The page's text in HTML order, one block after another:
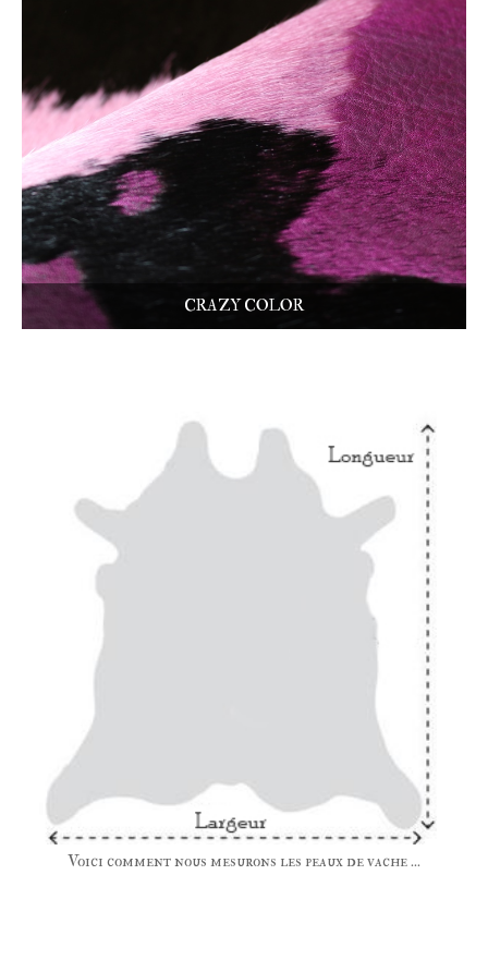
CRAZY COLOR
Voici comment nous mesurons les peaux de vache ...